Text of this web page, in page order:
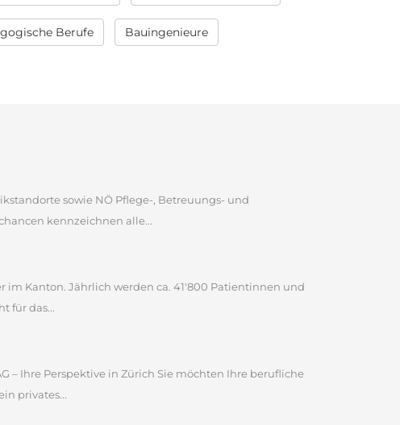
Berufe Bauingenieure
sowie NÖ Pflege-, Betreuungs- und
kennzeichnen alle...
im Kanton. Jährlich werden ca. 41'800 Patientinnen und
für das...
– Ihre Perspektive in Zürich Sie möchten Ihre berufliche
privates...